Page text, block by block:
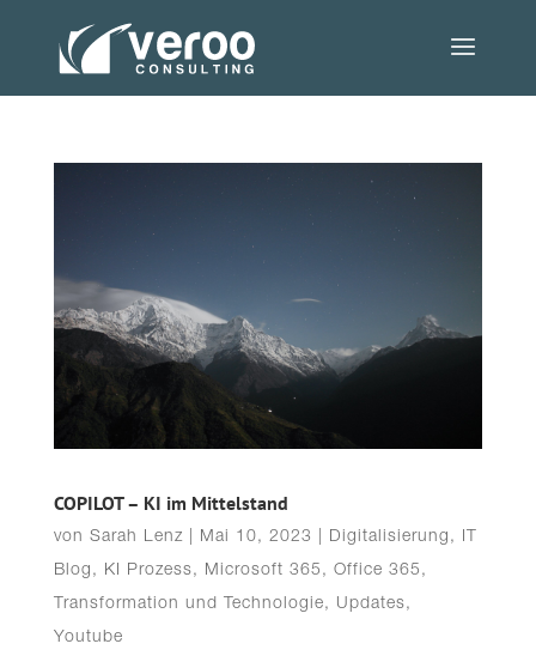
COPILOT – KI im Mittelstand
von Sarah Lenz| Mai 10, 2023 Digitalisierung , IT
Blog , KI Prozess, Microsoft 365 , Office 365 ,
Transformation und Technologie, Updates,
Youtube